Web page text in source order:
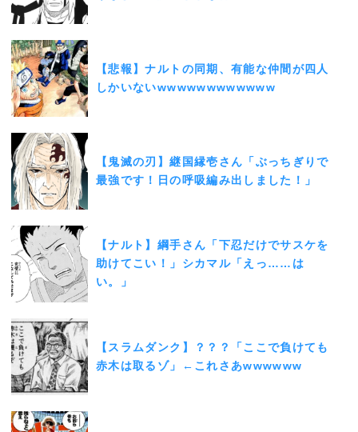
【悲報】ナルトの同期、有能な仲間が四人
しかいないwwwwwwwwwwww
【鬼滅の刃】継国縁壱さん「ぶっちぎりで
最強です！日の呼吸編み出しました！」
【ナルト】綱手さん「下忍だけでサスケを
助けてこい！」シカマル「えっ……は
い。」
【スラムダンク】？？？「ここで負けても
赤木は取るゾ」←これさあwwwwww